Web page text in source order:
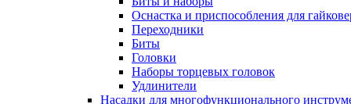
Оснастка и приспособления для
Переходники
Биты
Головки
Наборы торцевых головок
Удлинители
Насадки для многофункционального